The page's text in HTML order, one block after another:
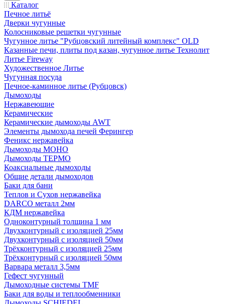
Каталог
Печное литьё
Дверки чугунные
Колосниковые решетки чугунные
Чугунное литье "Рубцовский литейный комплекс" OLD
Казанные печи, плиты под казан, чугунное литье Технолит
Литье Fireway
Художественное Литье
Чугунная посуда
Печное-каминное литье (Рубцовск)
Дымоходы
Нержавеющие
Керамические
Керамические дымоходы AWT
Элементы дымохода печей Ферингер
Феникс нержавейка
Дымоходы МОНО
Дымоходы ТЕРМО
Коаксиальные дымоходы
Общие детали дымоходов
Баки для бани
Теплов и Сухов нержавейка
DARCO металл 2мм
КДМ нержавейка
Одноконтурный толщина 1 мм
Двухконтурный с изоляцией 25мм
Двухконтурный с изоляцией 50мм
Трёхконтурный с изоляцией 25мм
Трёхконтурный с изоляцией 50мм
Варвара металл 3,5мм
Гефест чугунный
Дымоходные системы TMF
Баки для воды и теплообменники